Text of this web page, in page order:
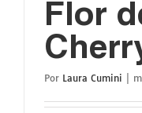
Flor
Por Laura Cumini